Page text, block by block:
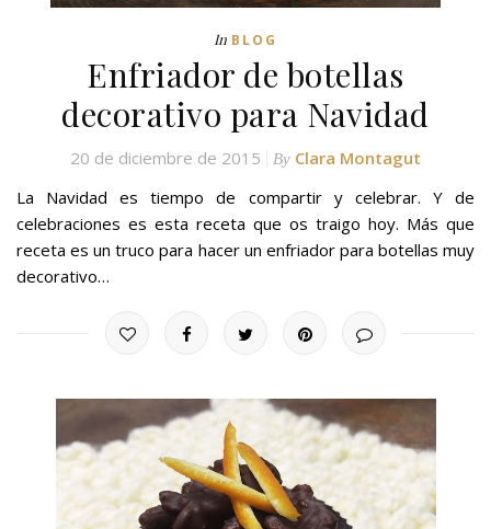
In BLOG
Enfriador de botellas
decorativo para Navidad
20 de diciembre de 2015 By Clara Montagut
La Navidad es tiempo de compartir y celebrar. Y de
celebraciones es esta receta que os traigo hoy. Más que
receta es un truco para hacer un enfriador para botellas muy
decorativo…